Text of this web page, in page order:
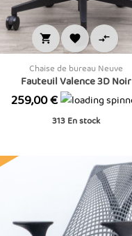
  
Chaise de bureau Neuve
Fauteuil Valence 3D Noir
Prix
259,00 €
313 En stock